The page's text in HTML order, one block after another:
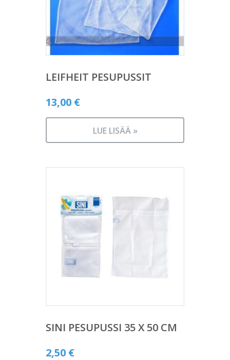
LEIFHEIT PESUPUSSIT
13,00 €
LUE LISÄÄ »
SINI PESUPUSSI 35 X 50 CM
2,50 €